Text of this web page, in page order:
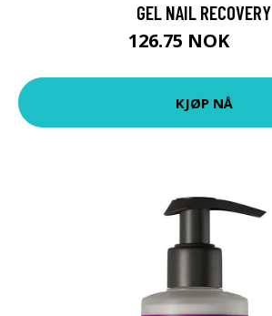
GEL NAIL RECOVERY
126.75 NOK
KJØP NÅ